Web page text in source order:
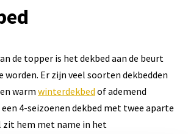
de topper is het dekbed aan de beurt
worden. Er zijn veel soorten dekbedden
warm winterdekbed of ademend
4-seizoenen dekbed met twee aparte
zit hem met name in het